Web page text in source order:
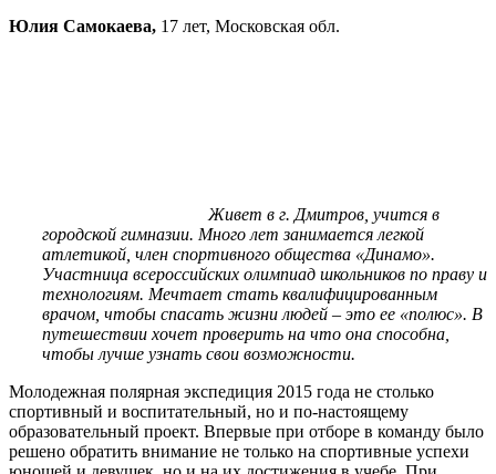
Юлия Самокаева, 17 лет, Московская обл.
Живет в г. Дмитров, учится в
городской гимназии. Много лет занимается легкой
атлетикой, член спортивного общества «Динамо».
Участница всероссийских олимпиад школьников по праву и
технологиям. Мечтает стать квалифицированным
врачом, чтобы спасать жизни людей – это ее «полюс». В
путешествии хочет проверить на что она способна,
чтобы лучше узнать свои возможности.
Молодежная полярная экспедиция 2015 года не столько
спортивный и воспитательный, но и по-настоящему
образовательный проект. Впервые при отборе в команду было
решено обратить внимание не только на спортивные успехи